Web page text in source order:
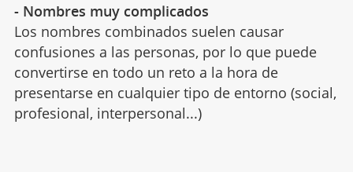
- Nombres muy complicados
Los nombres combinados suelen causar
confusiones a las personas, por lo que puede
convertirse en todo un reto a la hora de
presentarse en cualquier tipo de entorno (social,
profesional, interpersonal...)